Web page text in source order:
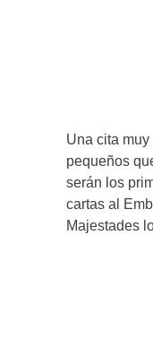
Una cita
pequeños
serán los
cartas al
Majestades